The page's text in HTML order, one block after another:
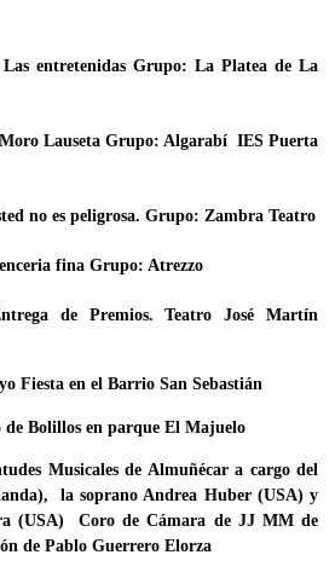
Las entretenidasGrupo: La Plateade La
Lauseta Grupo: Algarabí IES Puerta
no es peligrosa. Grupo: Zambra Teatro
fina Grupo: Atrezzo
de Premios. Teatro José Martín
Fiesta en el Barrio San Sebastián
de Bolillos en parque El Majuelo
Musicales de Almuñécara cargo del
la soprano Andrea Huber (USA) y
(USA) Coro de Cámara de JJ MM de
de Pablo Guerrero Elorza